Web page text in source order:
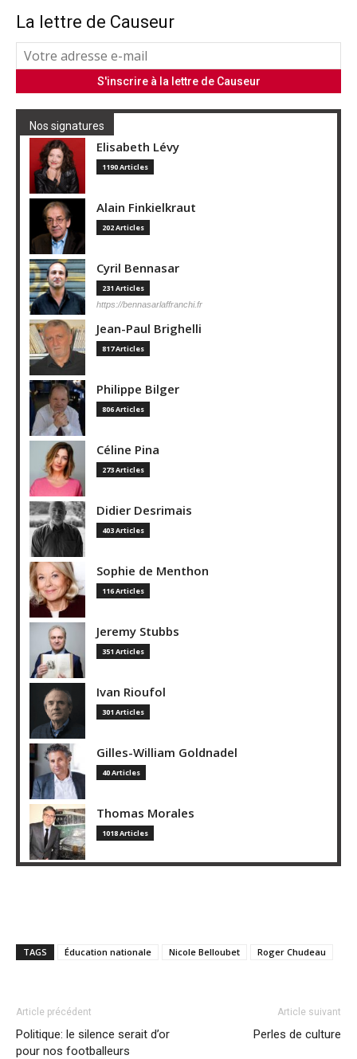
La lettre de Causeur
Nos signatures
Elisabeth Lévy
1190 Articles
Alain Finkielkraut
202 Articles
Cyril Bennasar
231 Articles
https://bennasarlaffranchi.fr
Jean-Paul Brighelli
817 Articles
Philippe Bilger
806 Articles
Céline Pina
273 Articles
Didier Desrimais
403 Articles
Sophie de Menthon
116 Articles
Jeremy Stubbs
351 Articles
Ivan Rioufol
301 Articles
Gilles-William Goldnadel
40 Articles
Thomas Morales
1018 Articles
TAGS Éducation nationale Nicole Belloubet Roger Chudeau
Article précédent
Politique: le silence serait d’or
pour nos footballeurs
Article suivant
Perles de culture